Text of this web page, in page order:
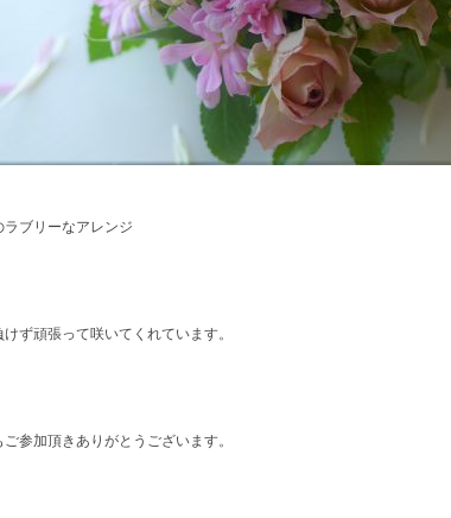
ラブリーなアレンジ
ず頑張って咲いてくれています。
参加頂きありがとうございます。